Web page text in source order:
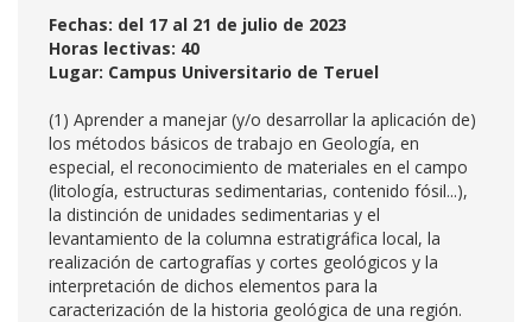
Fechas: del 17 al 21 de julio de 2023
Horas lectivas: 40
Lugar: Campus Universitario de Teruel
(1) Aprender a manejar (y/o desarrollar la aplicación de)
los métodos básicos de trabajo en Geología, en
especial, el reconocimiento de materiales en el campo
(litología, estructuras sedimentarias, contenido fósil...),
la distinción de unidades sedimentarias y el
levantamiento de la columna estratigráfica local, la
realización de cartografías y cortes geológicos y la
interpretación de dichos elementos para la
caracterización de la historia geológica de una región.